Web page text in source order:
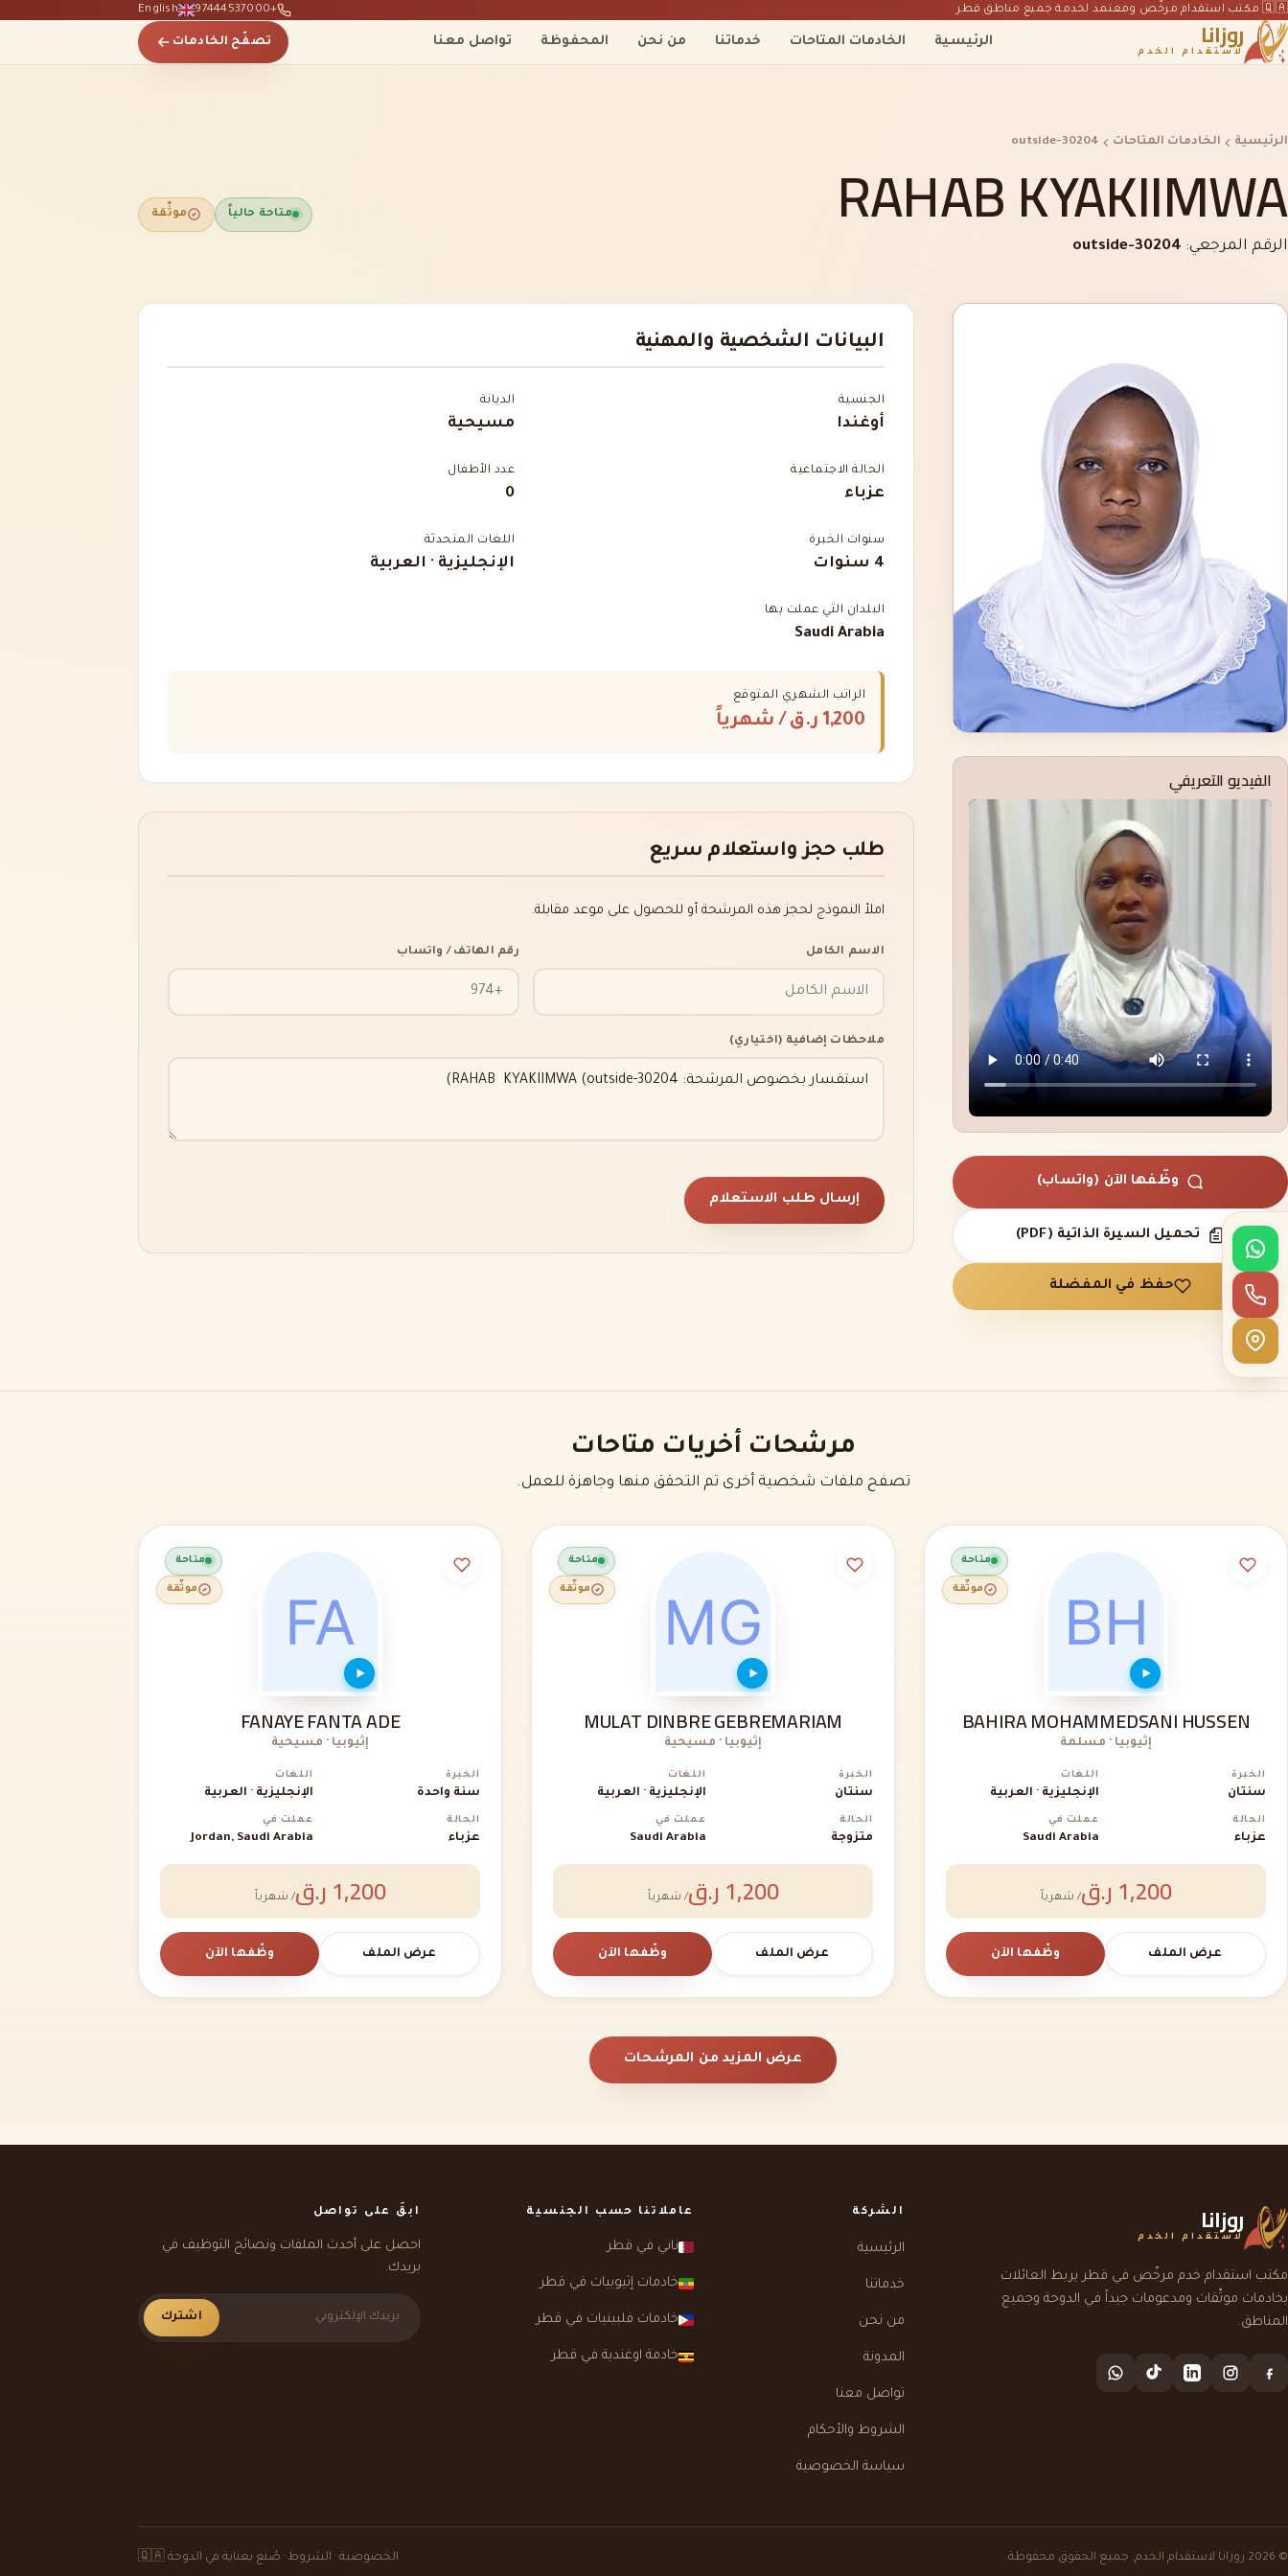
🇶🇦 مكتب استقدام مرخّص ومعتمد لخدمة جميع مناطق قطر +97444537000
English
روزانا
لاستقدام الخدم
الرئيسية الخادمات المتاحات خدماتنا من نحن المحفوظة تواصل معنا تصفّح الخادمات
الرئيسية الخادمات المتاحات outside-30204
RAHAB KYAKIIMWA
الرقم المرجعي: outside-30204
متاحة حالياً موثّقة
الفيديو التعريفي
وظّفها الآن (واتساب)
تحميل السيرة الذاتية (PDF)
حفظ في المفضلة
البيانات الشخصية والمهنية
الجنسية
أوغندا
الديانة
مسيحية
الحالة الاجتماعية
عزباء
عدد الأطفال
0
سنوات الخبرة
4 سنوات
اللغات المتحدثة
الإنجليزية · العربية
البلدان التي عملت بها
Saudi Arabia
الراتب الشهري المتوقع
1,200 ر.ق / شهرياً
طلب حجز واستعلام سريع
املأ النموذج لحجز هذه المرشحة أو للحصول على موعد مقابلة.
الاسم الكامل رقم الهاتف / واتساب
ملاحظات إضافية (اختياري)
إرسال طلب الاستعلام
مرشحات أخريات متاحات
تصفح ملفات شخصية أخرى تم التحقق منها وجاهزة للعمل.
متاحة
موثّقة
BAHIRA MOHAMMEDSANI HUSSEN
إثيوبيا · مسلمة
الخبرة
سنتان
اللغات
الإنجليزية · العربية
الحالة
عزباء
عملت في
Saudi Arabia
1,200 ر.ق / شهرياً
عرض الملف وظّفها الآن
متاحة
موثّقة
MULAT DINBRE GEBREMARIAM
إثيوبيا · مسيحية
الخبرة
سنتان
اللغات
الإنجليزية · العربية
الحالة
متزوجة
عملت في
Saudi Arabia
1,200 ر.ق / شهرياً
عرض الملف وظّفها الآن
متاحة
موثّقة
FANAYE FANTA ADE
إثيوبيا · مسيحية
الخبرة
سنة واحدة
اللغات
الإنجليزية · العربية
الحالة
عزباء
عملت في
Jordan, Saudi Arabia
1,200 ر.ق / شهرياً
عرض الملف وظّفها الآن
عرض المزيد من المرشحات
روزانا
لاستقدام الخدم
مكتب استقدام خدم مرخّص في قطر يربط العائلات
بخادمات موثّقات ومدعومات جيداً في الدوحة وجميع
المناطق.
الشركة
الرئيسية
خدماتنا
من نحن
المدونة
تواصل معنا
الشروط والأحكام
سياسة الخصوصية
عاملاتنا حسب الجنسية
ناني في قطر
خادمات إثيوبيات في قطر
خادمات فلبينيات في قطر
خادمة اوغندية في قطر
ابقَ على تواصل
احصل على أحدث الملفات ونصائح التوظيف في
بريدك.
اشترك
© 2026 روزانا لاستقدام الخدم. جميع الحقوق محفوظة. الخصوصية · الشروط · صُنع بعناية في الدوحة 🇶🇦